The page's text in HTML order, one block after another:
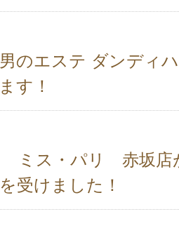
のエステ ダンディ
す！
ミス・パリ 赤坂店
受けました！